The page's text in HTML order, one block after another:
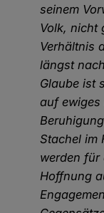
seinem
Volk, nicht
Verhältnis
längst
Glaube ist
auf ewiges
Stachel im
werden für
Hoffnung